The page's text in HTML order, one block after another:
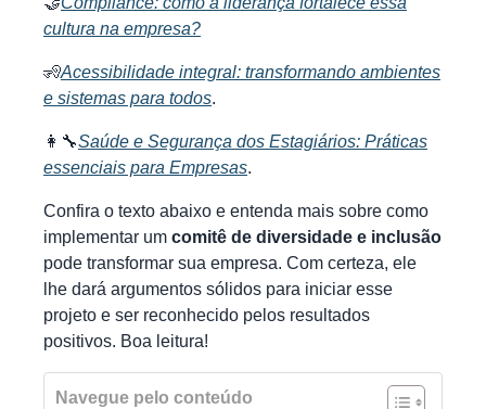
cultura na empresa?
🧏Acessibilidade integral: transformando ambientes
e sistemas para todos.
👩‍🔧Saúde e Segurança dos Estagiários: Práticas
essenciais para Empresas.
Confira o texto abaixo e entenda mais sobre como
implementar um comitê de diversidade e inclusão
pode transformar sua empresa. Com certeza, ele
lhe dará argumentos sólidos para iniciar esse
projeto e ser reconhecido pelos resultados
positivos. Boa leitura!
Navegue pelo conteúdo